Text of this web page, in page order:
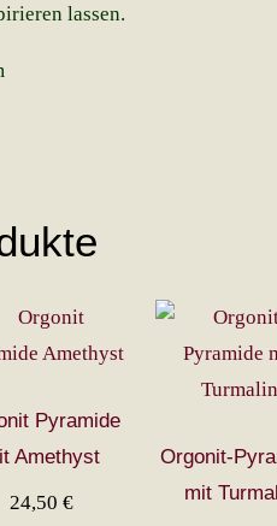
lassen.
Pyramide
Amethyst
24,50 €
Orgonit-
mit